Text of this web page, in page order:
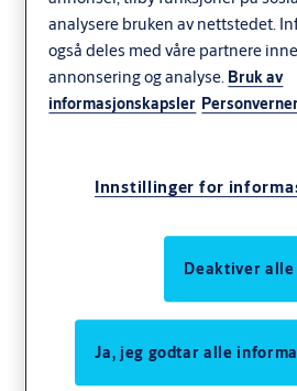
håndterminal
analysere bruken av nettstedet.
også deles med våre partnere
annonsering og analyse. Bruk av
informasjonskapsler
Innstillinger for
Deaktiver alle
Ja, jeg godtar alle